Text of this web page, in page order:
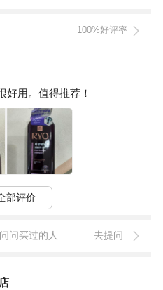
100%好评率
好用。值得推荐！
部评价
问买过的人 去提问